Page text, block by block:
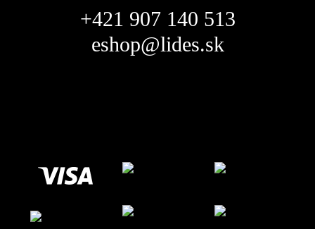
+421 907 140 513
eshop@lides.sk